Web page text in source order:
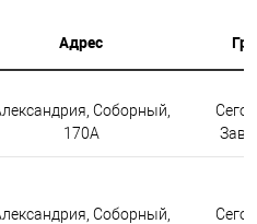
Адрес
Соборный,
170А
Соборный,